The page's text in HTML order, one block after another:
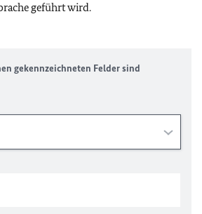
geführt wird.
gekennzeichneten Felder sind